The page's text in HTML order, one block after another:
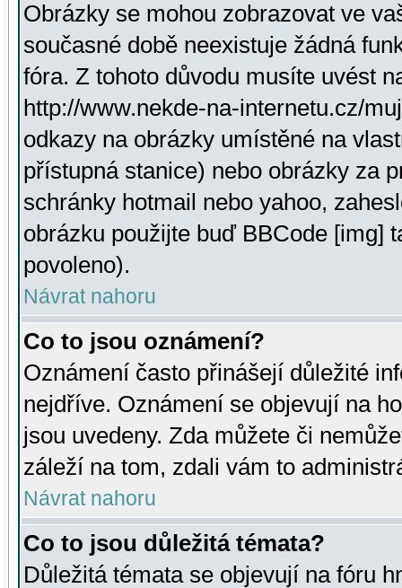
Obrázky se mohou zobrazovat ve
současné době neexistuje žádná
fóra. Z tohoto důvodu musíte uvést
http://www.nekde-na-internetu.cz/
odkazy na obrázky umístěné na
přístupná stanice) nebo obrázky za
schránky hotmail nebo yahoo,
obrázku použijte buď BBCode [img]
povoleno).
Návrat nahoru
Co to jsou oznámení?
Oznámení často přinášejí důležité
nejdříve. Oznámení se objevují na
jsou uvedeny. Zda můžete či
záleží na tom, zdali vám to
Návrat nahoru
Co to jsou důležitá témata?
Důležitá témata se objevují na fóru